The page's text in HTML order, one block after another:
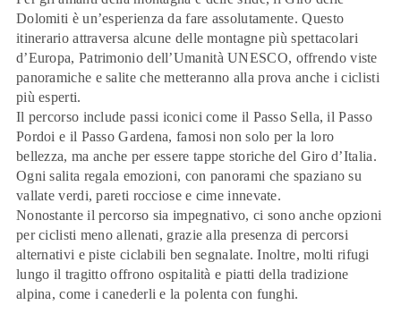
Dolomiti è un’esperienza da fare assolutamente. Questo
itinerario attraversa alcune delle montagne più spettacolari
d’Europa, Patrimonio dell’Umanità UNESCO, offrendo viste
panoramiche e salite che metteranno alla prova anche i ciclisti
più esperti.
Il percorso include passi iconici come il Passo Sella, ilPasso
Pordoi e il Passo Gardena, famosi non solo per la loro
bellezza, ma anche per essere tappe storiche del Giro d’Italia.
Ogni salita regala emozioni, con panorami che spaziano su
vallate verdi, pareti rocciose e cime innevate.
Nonostante il percorso sia impegnativo, ci sono anche opzioni
per ciclisti meno allenati, grazie alla presenza di percorsi
alternativi e piste ciclabili ben segnalate. Inoltre, molti rifugi
lungo il tragitto offrono ospitalità e piatti della tradizione
alpina, come i canederli e la polenta con funghi.